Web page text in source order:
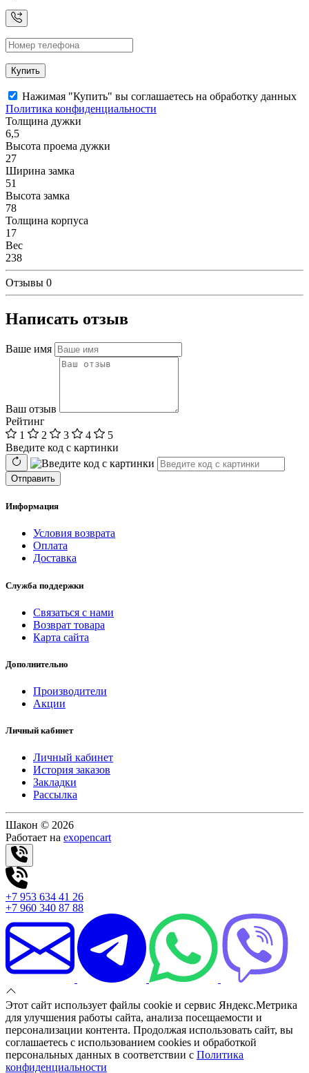
Купить
Нажимая "Купить" вы соглашаетесь на обработку данных
Политика конфиденциальности
Толщина дужки
6,5
Высота проема дужки
27
Ширина замка
51
Высота замка
78
Толщина корпуса
17
Вес
238
Отзывы 0
Написать отзыв
Ваше имя
Ваш отзыв
Рейтинг
1
2 3 4
5
Введите код с картинки
Отправить
Информация
Условия возврата
Оплата
Доставка
Служба поддержки
Связаться с нами
Возврат товара
Карта сайта
Дополнительно
Производители
Акции
Личный кабинет
Личный кабинет
История заказов
Закладки
Рассылка
Шакон © 2026
Работает на exopencart
+7 953 634 41 26
+7 960 340 87 88
Этот сайт использует файлы cookie и сервис Яндекс.Метрика
для улучшения работы сайта, анализа посещаемости и
персонализации контента. Продолжая использовать сайт, вы
соглашаетесь с использованием cookies и обработкой
персональных данных в соответствии с Политика
конфиденциальности